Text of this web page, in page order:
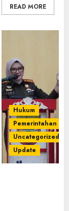
READ MORE
Hukum
Pemerintahan
Uncategorized
Update